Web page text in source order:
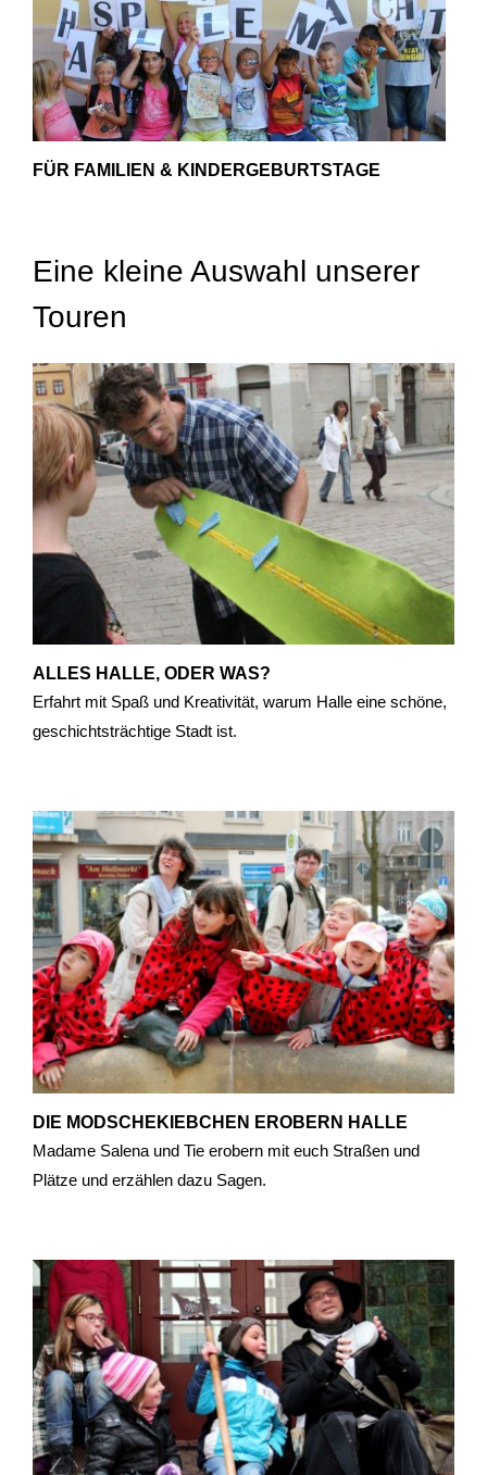
FÜR FAMILIEN & KINDERGEBURTSTAGE
Eine kleine Auswahl unserer
Touren
ALLES HALLE, ODER WAS?
Erfahrt mit Spaß und Kreativität, warum Halle eine schöne,
geschichtsträchtige Stadt ist.
DIE MODSCHEKIEBCHEN EROBERN HALLE
Madame Salena und Tie erobern mit euch Straßen und
Plätze und erzählen dazu Sagen.